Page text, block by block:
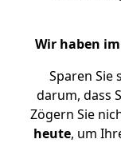
Wir haben
Sparen Sie
darum, dass
Zögern Sie
heute, um